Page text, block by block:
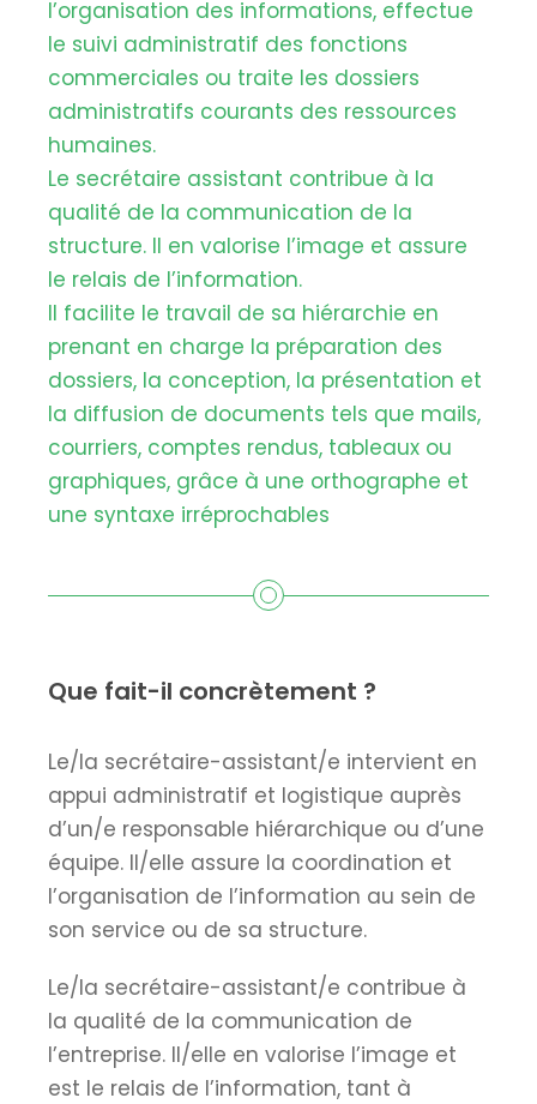
l’organisation des informations, effectue
le suivi administratif des fonctions
commerciales ou traite les dossiers
administratifs courants des ressources
humaines.
Le secrétaire assistant contribue à la
qualité de la communication de la
structure. Il en valorise l’image et assure
le relais de l’information.
Il facilite le travail de sa hiérarchie en
prenant en charge la préparation des
dossiers, la conception, la présentation et
la diffusion de documents tels que mails,
courriers, comptes rendus, tableaux ou
graphiques, grâce à une orthographe et
une syntaxe irréprochables
Que fait-il concrètement ?
Le/la secrétaire-assistant/e intervient en
appui administratif et logistique auprès
d’un/e responsable hiérarchique ou d’une
équipe. Il/elle assure la coordination et
l’organisation de l’information au sein de
son service ou de sa structure.
Le/la secrétaire-assistant/e contribue à
la qualité de la communication de
l’entreprise. Il/elle en valorise l’image et
est le relais de l’information, tant à